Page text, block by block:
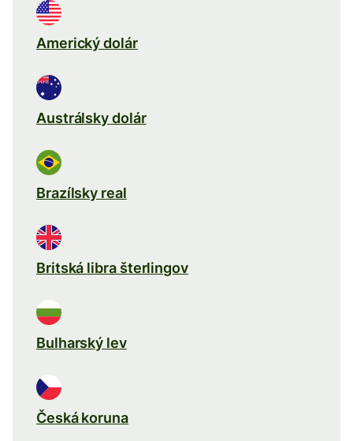
Americký dolár
Austrálsky dolár
Brazílsky real
Britská libra šterlingov
Bulharský lev
Česká koruna